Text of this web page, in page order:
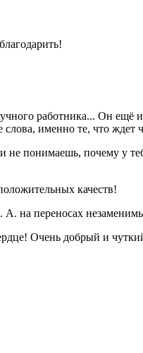
работника... Он
именно те, что ждет
понимаешь, почему у
качеств!
на переносах
Очень добрый и